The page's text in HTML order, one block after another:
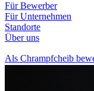
Für Bewerber
Für Unternehmen
Standorte
Über uns
Als Chrampfcheib